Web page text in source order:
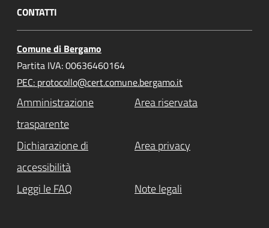
CONTATTI
Comune di Bergamo
Partita IVA: 00636460164
PEC: protocollo@cert.comune.bergamo.it
Amministrazione
trasparente
Area riservata
Dichiarazione di
accessibilità
Area privacy
Leggi le FAQ Note legali